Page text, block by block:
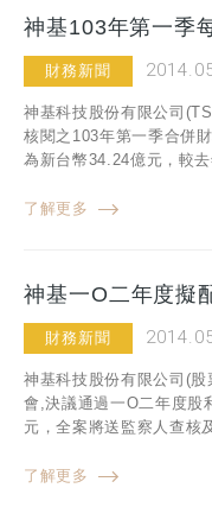
神基103年第一季
財務新聞
神基科技股份有限公司
核閱之103年第一季合併
為新台幣34.24億元，較
了解更多
神基一O二年度擬
財務新聞
神基科技股份有限公司(
會,決議通過一O二年度股
元，全案將送監察人查核
了解更多